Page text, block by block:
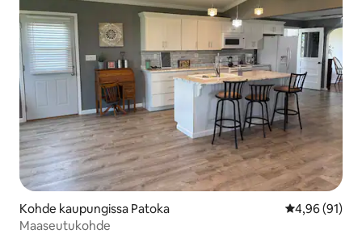
Kohde kaupungissa Patoka
4,96 (91)
Maaseutukohde